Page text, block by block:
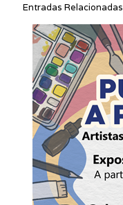
Entradas Relacionadas